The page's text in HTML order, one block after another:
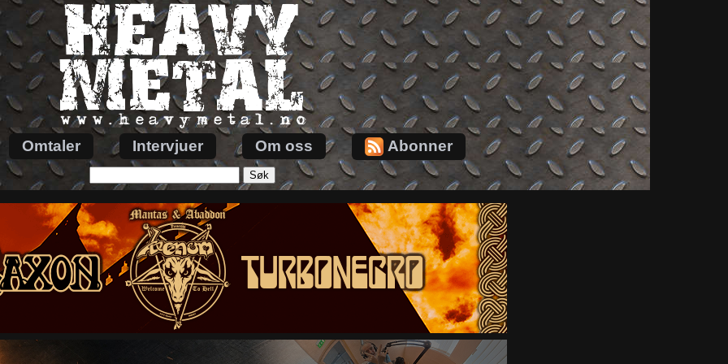
Omtaler Intervjuer Om oss Abonner
etter: